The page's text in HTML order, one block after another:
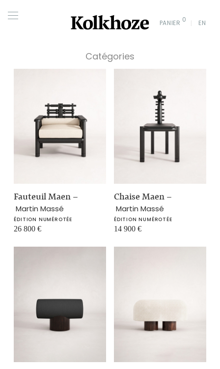
PANIER 0 EN
Catégories
Fauteuil Maen –
Martin Massé
ÉDITION NUMÉROTÉE
26 800€
Chaise Maen –
Martin Massé
ÉDITION NUMÉROTÉE
14 900 €